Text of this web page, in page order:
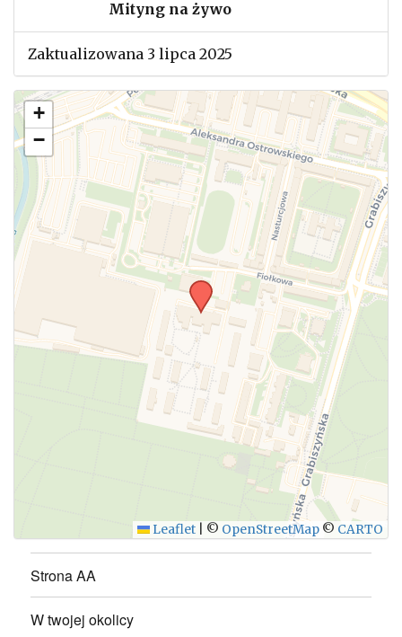
Mityng na żywo
Zaktualizowana 3 lipca 2025
+
−
Leaflet © OpenStreetMap © CARTO
Strona AA
W twojej okolicy